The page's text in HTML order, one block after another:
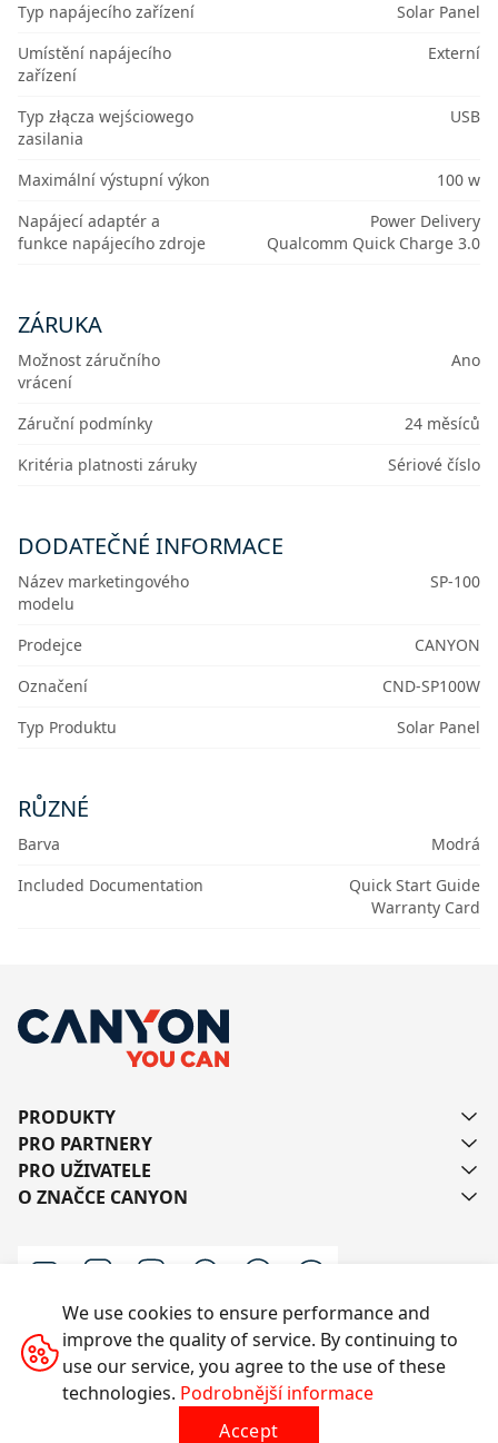
Typ napájecího zařízení
Solar Panel
Umístění napájecího
zařízení
Externí
Typ złącza wejściowego
zasilania
USB
Maximální výstupní výkon
100 w
Napájecí adaptér a
funkce napájecího zdroje
Power Delivery
Qualcomm Quick Charge 3.0
ZÁRUKA
Možnost záručního
vrácení
Ano
Záruční podmínky
24 měsíců
Kritéria platnosti záruky
Sériové číslo
DODATEČNÉ INFORMACE
Název marketingového
modelu
SP-100
Prodejce
CANYON
Označení
CND-SP100W
Typ Produktu
Solar Panel
RŮZNÉ
Barva
Modrá
Included Documentation
Quick Start Guide
Warranty Card
PRODUKTY
PRO PARTNERY
PRO UŽIVATELE
O ZNAČCE CANYON
Kontaktujte nás
Všechna práva vyhrazena © 2014-2026 CANYON
We use cookies to ensure performance and
improve the quality of service. By continuing to
use our service, you agree to the use of these
technologies. Podrobnější informace
Accept